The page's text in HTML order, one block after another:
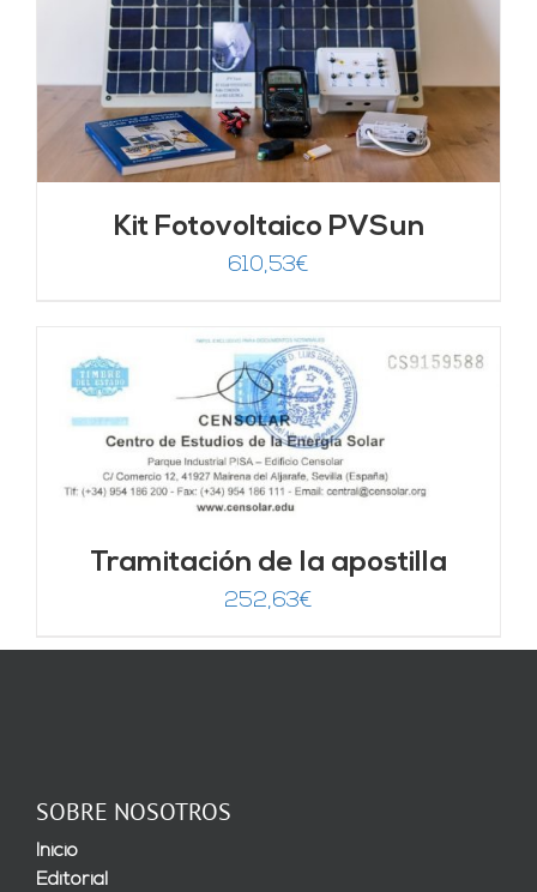
Kit Fotovoltaico PVSun
610,53€
Tramitación de la apostilla
252,63€
SOBRE NOSOTROS
Inicio
Editorial